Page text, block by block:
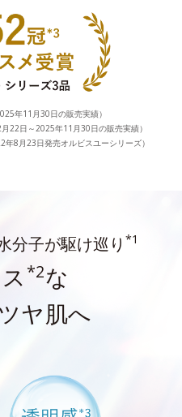
年11月30日の販売実績）
22日～2025年11月30日の販売実績）
8月23日発売オルビスユーシリーズ）
分子が駆け巡り *1
*2な
ツヤ肌へ